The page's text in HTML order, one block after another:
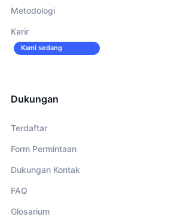
Metodologi
Karir
Kami sedang
merekrut!
Dukungan
Terdaftar
Form Permintaan
Dukungan Kontak
FAQ
Glosarium